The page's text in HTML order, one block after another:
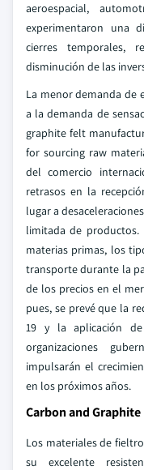
aeroespacial,
experimentaron una
cierres temporales,
disminución de las
La menor demanda de
a la demanda de
graphite felt
for sourcing raw
del comercio
retrasos en la
lugar a
limitada de productos.
materias primas, los
transporte durante la
de los precios en el
pues, se prevé que la
19 y la aplicación
organizaciones
impulsarán el
en los próximos años.
Carbon and
Los materiales de
su excelente